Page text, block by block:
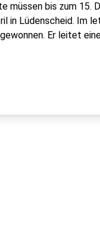
müssen bis zum 15.
in Lüdenscheid. Im
Er leitet